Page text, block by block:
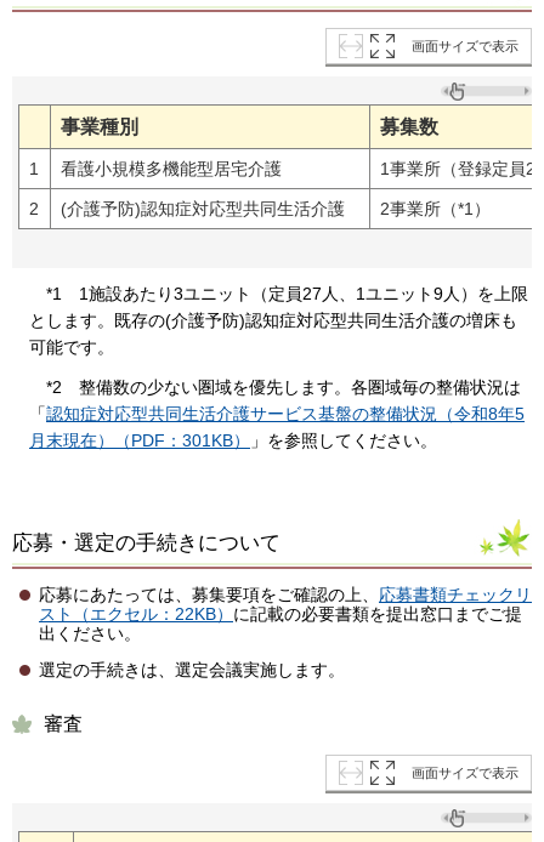
画面サイズで表示
事業種別 募集数
1 看護小規模多機能型居宅介護 1事業所（登録定員
2 (介護予防)認知症対応型共同生活介護 2事業所（*1）
*1 1施設あたり3ユニット（定員27人、1ユニット9人）を上限
とします。既存の(介護予防)認知症対応型共同生活介護の増床も
可能です。
*2 整備数の少ない圏域を優先します。各圏域毎の整備状況は
「認知症対応型共同生活介護サービス基盤の整備状況（令和8年5
月末現在）（PDF：301KB）
」を参照してください。
応募・選定の手続きについて
応募にあたっては、募集要項をご確認の上、 応募書類チェックリ
スト（エクセル：22KB） に記載の必要書類を提出窓口までご提
出ください。
選定の手続きは、選定会議実施します。
審査
画面サイズで表示